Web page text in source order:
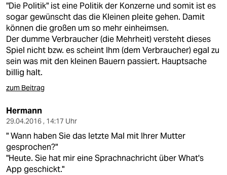
"Die Politik" ist eine Politik der Konzerne und somit ist es
sogar gewünscht das die Kleinen pleite gehen. Damit
können die großen um so mehr einheimsen.
Der dumme Verbraucher (die Mehrheit) versteht dieses
Spiel nicht bzw. es scheint Ihm (dem Verbraucher) egal zu
sein was mit den kleinen Bauern passiert. Hauptsache
billig halt.
zum Beitrag
Hermann
29.04.2016 , 14:17 Uhr
" Wann haben Sie das letzte Mal mit Ihrer Mutter
gesprochen?"
"Heute. Sie hat mir eine Sprachnachricht über What's
App geschickt."